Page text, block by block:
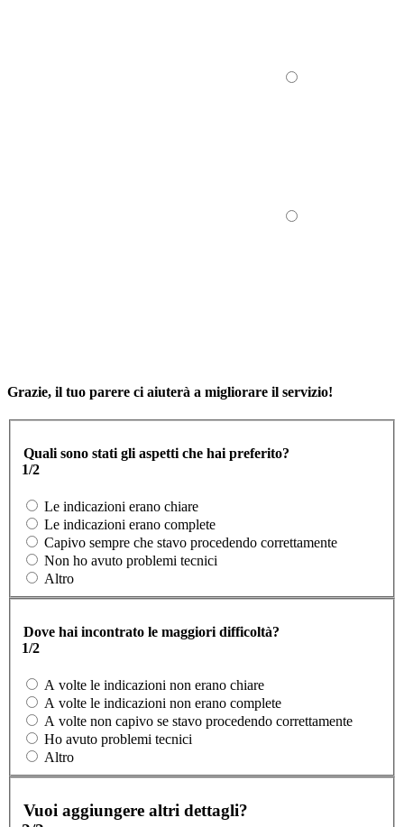
Grazie, il tuo parere ci aiuterà a migliorare il servizio!
Quali sono stati gli aspetti che hai preferito?
1/2
Le indicazioni erano chiare
Le indicazioni erano complete
Capivo sempre che stavo procedendo correttamente
Non ho avuto problemi tecnici
Altro
Dove hai incontrato le maggiori difficoltà?
1/2
A volte le indicazioni non erano chiare
A volte le indicazioni non erano complete
A volte non capivo se stavo procedendo correttamente
Ho avuto problemi tecnici
Altro
Vuoi aggiungere altri dettagli?